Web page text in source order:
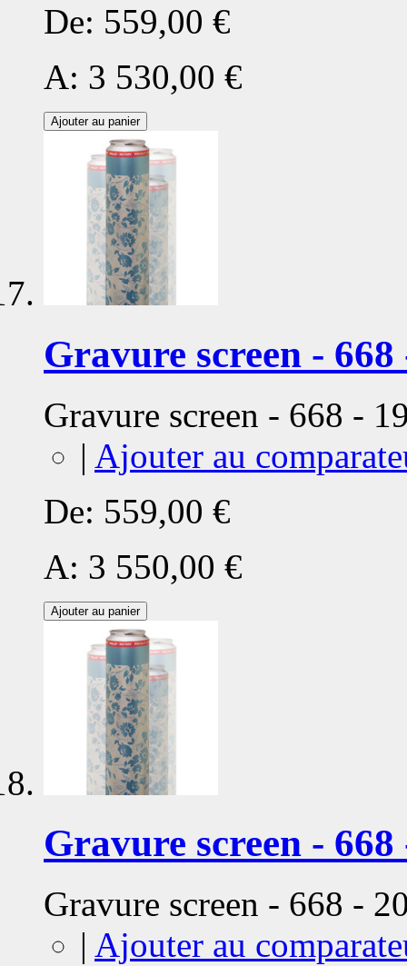
De: 559,00 €
A: 3 530,00 €
Ajouter au panier
Gravure screen - 668
Gravure screen - 668 -
| Ajouter au
De: 559,00 €
A: 3 550,00 €
Ajouter au panier
Gravure screen - 668
Gravure screen - 668 -
| Ajouter au